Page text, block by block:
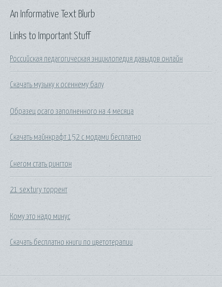
Links to Important Stuff
Российская педагогическая энциклопедия давыдов онлайн
Скачать музыку к осеннему балу
Образец осаго заполненного на 4 месяца
Скачать майнкрафт 152 с модами бесплатно
Снегом стать рингтон
21 sextury торрент
Кому это надо минус
Скачать бесплатно книги по цветотерапии
An Informative Text Blurb